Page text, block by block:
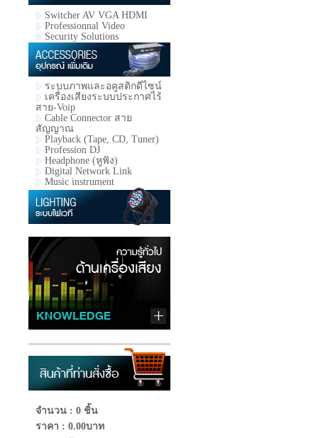
Switcher AV VGA HDMI
Professionnal Video
Security Solutions
ระบบภาพและอคูสติกดีไซน์
เครื่องเสียงระบบประกาศไร้
สาย-Voip
Cable Connector สาย
สัญญาณ
Playback (Tape, CD, Tuner)
Profession DJ
Headphone (หูฟัง)
Digital Network Link
Music instrument
จำนวน : 0 ชิ้น
ราคา : 0.00บาท